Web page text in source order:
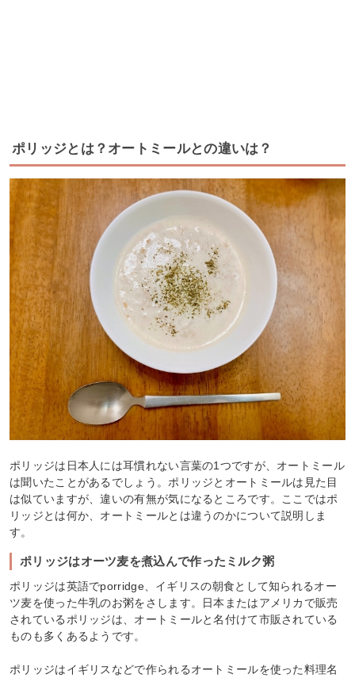
ポリッジとは？オートミールとの違いは？
ポリッジは日本人には耳慣れない言葉の1つですが、オートミール
は聞いたことがあるでしょう。ポリッジとオートミールは見た目
は似ていますが、違いの有無が気になるところです。ここではポ
リッジとは何か、オートミールとは違うのかについて説明しま
す。
ポリッジはオーツ麦を煮込んで作ったミルク粥
ポリッジは英語でporridge、イギリスの朝食として知られるオー
ツ麦を使った牛乳のお粥をさします。日本またはアメリカで販売
されているポリッジは、オートミールと名付けて市販されている
ものも多くあるようです。
ポリッジはイギリスなどで作られるオートミールを使った料理名